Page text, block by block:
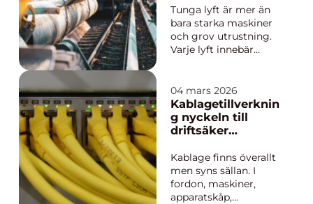
en viktig partner för
att skydda både...
Tunga lyft är mer än
bara starka maskiner
och grov utrustning.
Varje lyft innebär
och ofta stora
investeringar. När lyft
och flyttar gäller
maskiner, broar,
byggnadsdelar krävs
noggrann pla...
04 mars 2026
Kablagetillverknin
g nyckeln till
driftsäker
Kablage finns överallt
men syns sällan. I
fordon, maskiner,
apparatskåp,